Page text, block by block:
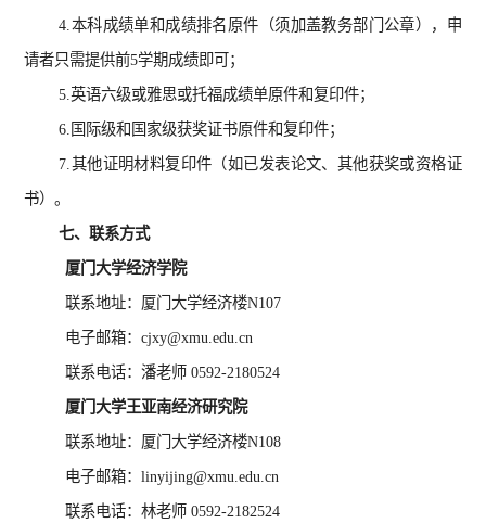
4.本科成绩单和成绩排名原件（须加盖教务部门公章），申
请者只需提供前5学期成绩即可；
5.英语六级或雅思或托福成绩单原件和复印件；
6.国际级和国家级获奖证书原件和复印件；
7.其他证明材料复印件（如已发表论文、其他获奖或资格证
书）。
七、联系方式
厦门大学经济学院
联系地址：厦门大学经济楼N107
电子邮箱：cjxy@xmu.edu.cn
联系电话：潘老师 0592-2180524
厦门大学王亚南经济研究院
联系地址：厦门大学经济楼N108
电子邮箱：linyijing@xmu.edu.cn
联系电话：林老师 0592-2182524